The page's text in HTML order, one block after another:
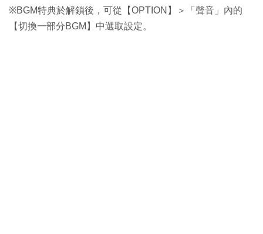
※BGM特典於解鎖後，可從【OPTION】＞「聲音」內的
【切換一部分BGM】中選取設定。